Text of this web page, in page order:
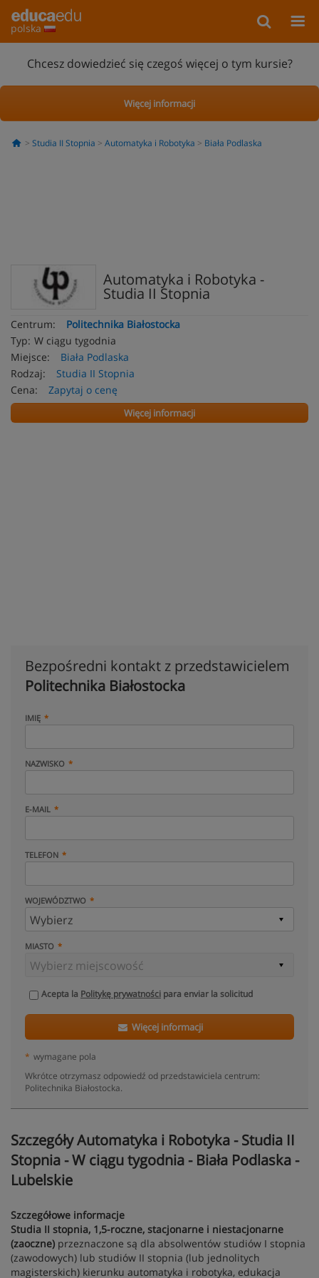
polska
Chcesz dowiedzieć się czegoś więcej o tym kursie?
Więcej informacji
Studia II Stopnia Automatyka i Robotyka Biała Podlaska
Automatyka i Robotyka -
Studia II Stopnia
Centrum:
Politechnika Białostocka
Typ: W ciągu tygodnia
Miejsce:
Biała Podlaska
Rodzaj:
Studia II Stopnia
Cena:
Zapytaj o cenę
Więcej informacji
Bezpośredni kontakt z przedstawicielem
Politechnika Białostocka
IMIĘ
NAZWISKO
E-MAIL
TELEFON
WOJEWÓDZTWO
MIASTO
Acepta la Politykę prywatności para enviar la solicitud
Więcej informacji
* wymagane pola
Wkrótce otrzymasz odpowiedź od przedstawiciela centrum:
Politechnika Białostocka.
Szczegóły Automatyka i Robotyka - Studia II
Stopnia - W ciągu tygodnia - Biała Podlaska -
Lubelskie
Szczegółowe informacje
Studia II stopnia, 1,5-roczne, stacjonarne i niestacjonarne
(zaoczne) przeznaczone są dla absolwentów studiów I stopnia
(zawodowych) lub studiów II stopnia (lub jednolitych
magisterskich) kierunku automatyka i robotyka, edukacja